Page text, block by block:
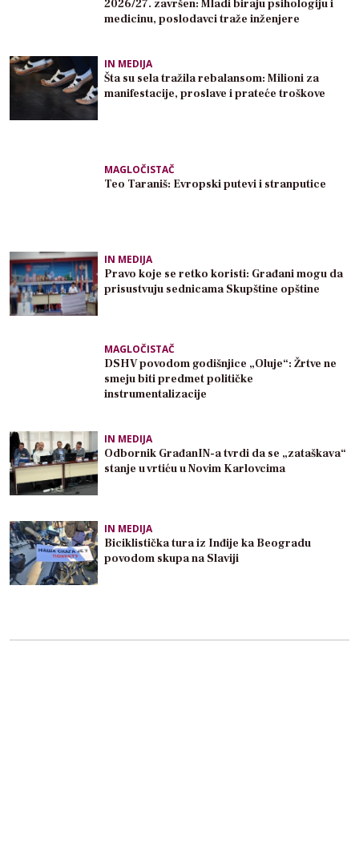
2026/27. završen: Mladi biraju psihologiju i
medicinu, poslodavci traže inženjere
IN MEDIJA
Šta su sela tražila rebalansom: Milioni za
manifestacije, proslave i prateće troškove
MAGLOČISTAČ
Teo Taraniš: Evropski putevi i stranputice
IN MEDIJA
Pravo koje se retko koristi: Građani mogu da
prisustvuju sednicama Skupštine opštine
MAGLOČISTAČ
DSHV povodom godišnjice „Oluje“: Žrtve ne
smeju biti predmet političke
instrumentalizacije
IN MEDIJA
Odbornik GrađanIN-a tvrdi da se „zataškava“
stanje u vrtiću u Novim Karlovcima
IN MEDIJA
Biciklistička tura iz Inđije ka Beogradu
povodom skupa na Slaviji